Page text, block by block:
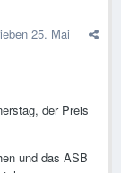
25. Mai
der Preis
und das ASB